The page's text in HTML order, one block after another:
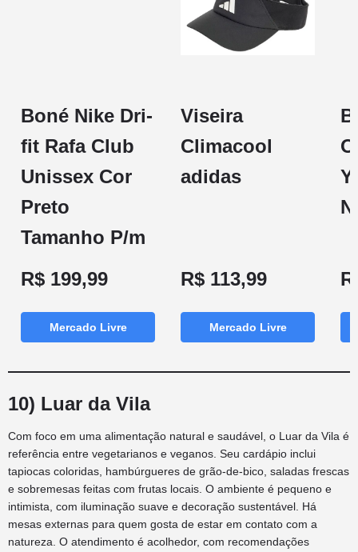
Boné Nike Dri-
fit Rafa Club
Unissex Cor
Preto
Tamanho P/m
R$ 199,99
Mercado Livre
Viseira
Climacool
adidas
R$ 113,99
Mercado Livre
10) Luar da Vila
Com foco em uma alimentação natural e saudável, o Luar da Vila é
referência entre vegetarianos e veganos. Seu cardápio inclui
tapiocas coloridas, hambúrgueres de grão-de-bico, saladas frescas
e sobremesas feitas com frutas locais. O ambiente é pequeno e
intimista, com iluminação suave e decoração sustentável. Há
mesas externas para quem gosta de estar em contato com a
natureza. O atendimento é acolhedor, com recomendações